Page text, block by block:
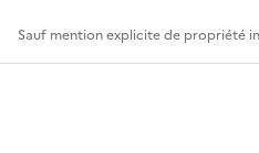
Sauf mention explicite de propriété